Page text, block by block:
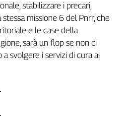
stabilizzare i precari,
missione 6 del Pnrr, che
e le case della
sarà un flop se non ci
svolgere i servizi di cura ai